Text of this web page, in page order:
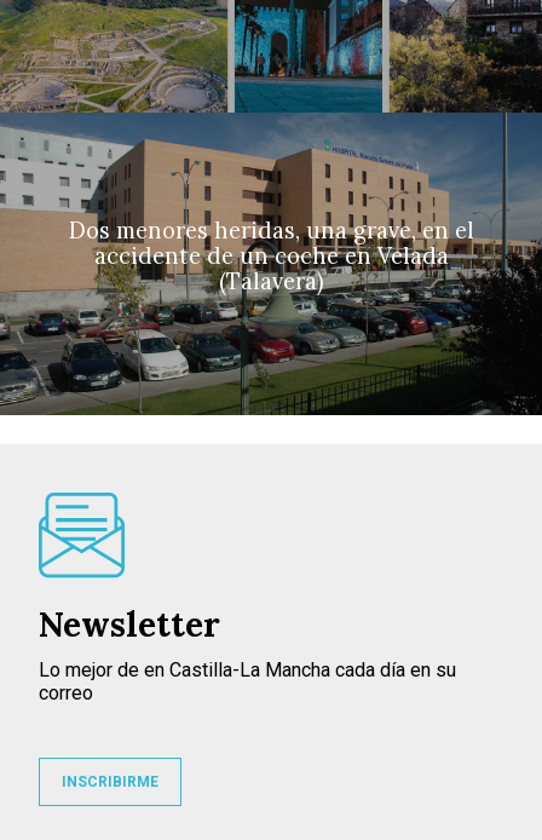
Dos menores heridas, una grave, en el
accidente de un coche en Velada
(Talavera)
Newsletter
Lo mejor de en Castilla-La Mancha cada día en su
correo
INSCRIBIRME